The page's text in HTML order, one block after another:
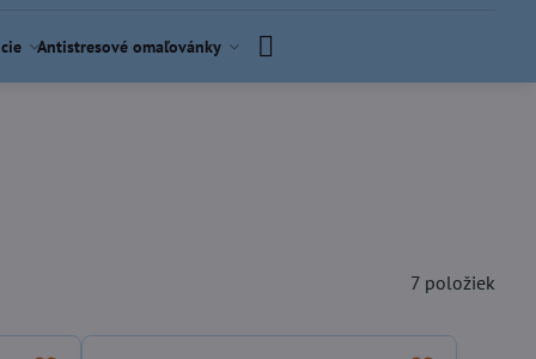
Antistresové omaľovánky
7 položiek